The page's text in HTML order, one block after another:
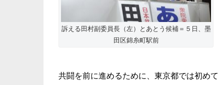
訴える田村副委員長（左）とあとう候補＝５日、墨
田区錦糸町駅前
共闘を前に進めるために、東京都では初めて